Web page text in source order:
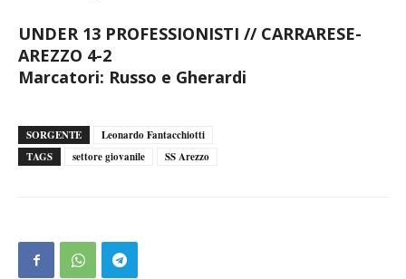
UNDER 13 PROFESSIONISTI // CARRARESE-
AREZZO 4-2
Marcatori: Russo e Gherardi
SORGENTE
Leonardo Fantacchiotti
TAGS
settore giovanile SS Arezzo